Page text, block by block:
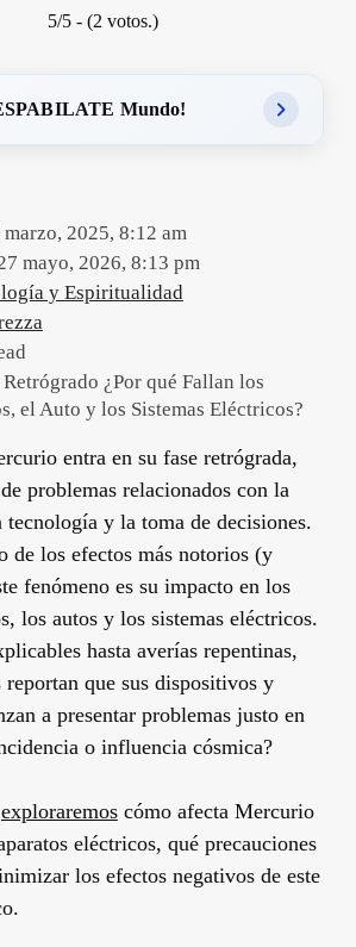
5/5 - (2 votos.)
Mundo!
marzo, 2025, 8:12 am
mayo, 2026, 8:13 pm
y Espiritualidad
¿Por qué Fallan los
el Auto y los Sistemas Eléctricos?
entra en su fase retrógrada,
problemas relacionados con la
y la toma de decisiones.
de los efectos más notorios (y
fenómeno es su impacto en los
los autos y los sistemas eléctricos.
hasta averías repentinas,
reportan que sus dispositivos y
a presentar problemas justo en
o influencia cósmica?
exploraremoscómo afecta Mercurio
eléctricos, qué precauciones
los efectos negativos de este